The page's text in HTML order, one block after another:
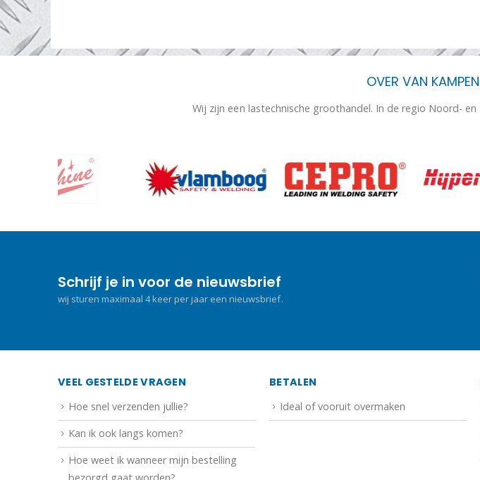
OVER VAN
Wij zijn een lastechnische groothandel. In de regio Noord-
Schrijf je in voor de nieuwsbrief
wij sturen maximaal 4 keer per jaar een nieuwsbrief.
VEEL GESTELDE VRAGEN
Hoe snel verzenden jullie?
Kan ik ook langs komen?
Hoe weet ik wanneer mijn bestelling
BETALEN
Ideal of vooruit overmaken